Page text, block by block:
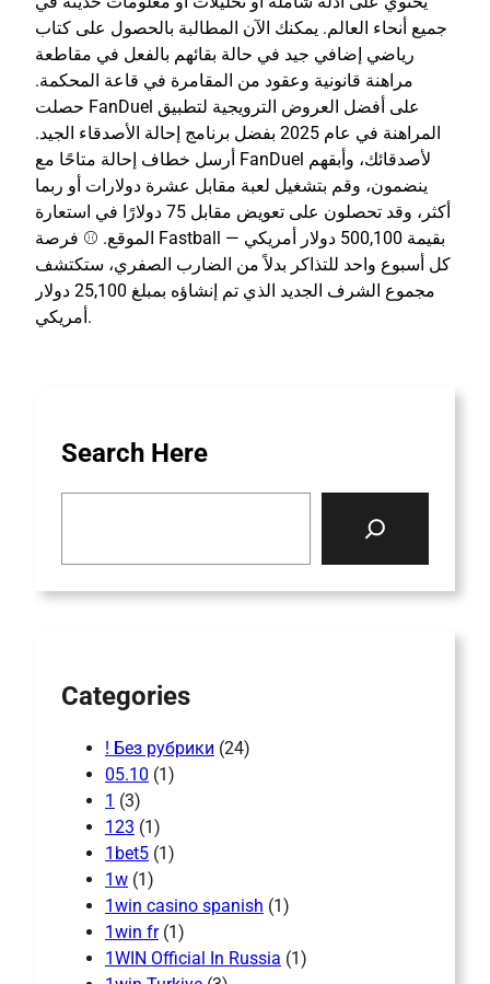
جميع أنحاء العالم. يمكنك الآن المطالبة بالحصول على كتاب
رياضي إضافي جيد في حالة بقائهم بالفعل في مقاطعة
مراهنة قانونية وعقود من المقامرة في قاعة المحكمة.
حصلت FanDuel على أفضل العروض الترويجية لتطبيق
المراهنة في عام 2025 بفضل برنامج إحالة الأصدقاء الجيد.
أرسل خطاف إحالة متاحًا مع FanDuel لأصدقائك، وأبقهم
ينضمون، وقم بتشغيل لعبة مقابل عشرة دولارات أو ربما
أكثر، وقد تحصلون على تعويض مقابل 75 دولارًا في استعارة
الموقع. ⚾ فرصة Fastball بقيمة 500,100 دولار أمريكي —
كل أسبوع واحد للتذاكر بدلاً من الضارب الصفري، ستكتشف
مجموع الشرف الجديد الذي تم إنشاؤه بمبلغ 25,100 دولار
أمريكي.
Search Here
Categories
! Без рубрики (24)
05.10 (1)
1 (3)
123 (1)
1bet5 (1)
1w (1)
1win casino spanish (1)
1win fr(1)
1WIN Official In Russia (1)